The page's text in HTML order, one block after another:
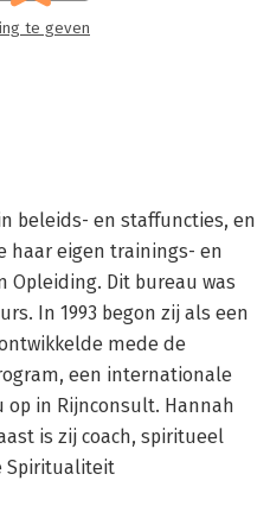
te geven
beleids- en staffuncties, en
haar eigen trainings- en
Opleiding. Dit bureau was
In 1993 begon zij als een
mede de
een internationale
op in Rijnconsult. Hannah
is zij coach, spiritueel
Spiritualiteit